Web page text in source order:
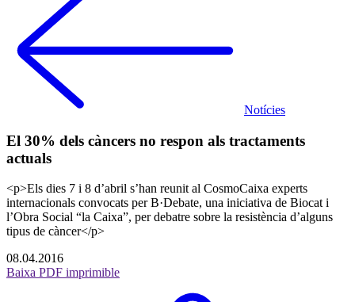
Notícies
El 30% dels càncers no respon als tractaments
actuals
<p>Els dies 7 i 8 d’abril s’han reunit al CosmoCaixa experts
internacionals convocats per B·Debate, una iniciativa de Biocat i
l’Obra Social “la Caixa”, per debatre sobre la resistència d’alguns
tipus de càncer</p>
08.04.2016
Baixa PDF imprimible